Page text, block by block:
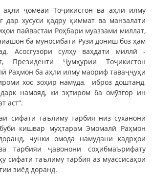
аҳли ҷомеаи Тоҷикистон ва аҳли илму
дар хусуси қадру қиммат ва манзалати
пайвастаи Роҳбари муаззами миллат,
ба муносибати Рӯзи дониш боз ҳам
Асосгузори сулҳу ваҳдати миллӣ -
Президенти Ҷумҳурии Тоҷикистон
Раҳмон ба аҳли илму маориф таваҷҷуҳи
хос зоҳир намуда, иброз доштанд,
намояд, ки эҳтиром ба омӯзгор ин
аст”.
сифати таълиму тарбия низ суханони
кишвар муҳтарам Эмомалӣ Раҳмон
чунки омода намудани кадрҳои
тарбияи ҷавонони соҳибмаърифату
сифати таълиму тарбия аз муассисаҳои
зиёд доранд.